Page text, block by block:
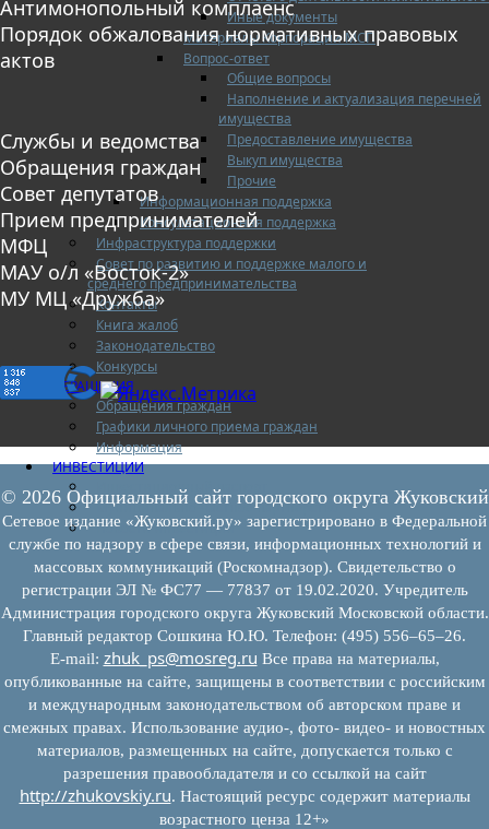
Иные документы
Материалы Корпорации МСП
Вопрос-ответ
Общие вопросы
Наполнение и актуализация перечней
имущества
Предоставление имущества
Выкуп имущества
Прочие
Информационная поддержка
Консультационная поддержка
Инфраструктура поддержки
Совет по развитию и поддержке малого и
среднего предпринимательства
Контакты
Книга жалоб
Законодательство
Конкурсы
ОБРАЩЕНИЯ
Обращения граждан
Графики личного приема граждан
Информация
ИНВЕСТИЦИИ
Инвестиционный паспорт
Муниципально-частное партнерство
Новости инвестиций
Антимонопольный комплаенс
Порядок обжалования нормативных правовых
актов
Службы и ведомства
Обращения граждан
Совет депутатов
Прием предпринимателей
МФЦ
МАУ о/л «Восток-2»
МУ МЦ «Дружба»
© 2026 Официальный сайт городского округа Жуковский
Сетевое издание «Жуковский.ру» зарегистрировано в Федеральной
службе по надзору в сфере связи, информационных технологий и
массовых коммуникаций (Роскомнадзор). Свидетельство о
регистрации ЭЛ № ФС77 — 77837 от 19.02.2020. Учредитель
Администрация городского округа Жуковский Московской области.
Главный редактор Сошкина Ю.Ю. Телефон: (495) 556–65–26.
E‑mail: zhuk_ps@mosreg.ru Все права на материалы,
опубликованные на сайте, защищены в соответствии с российским
и международным законодательством об авторском праве и
смежных правах. Использование аудио-, фото- видео- и новостных
материалов, размещенных на сайте, допускается только с
разрешения правообладателя и со ссылкой на сайт
http://zhukovskiy.ru. Настоящий ресурс содержит материалы
возрастного ценза 12+»